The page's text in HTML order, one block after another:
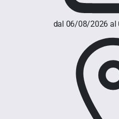
dal 06/08/2026